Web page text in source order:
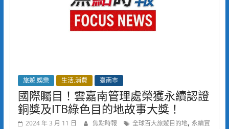
旅遊.娛樂 生活.消費 臺南市
國際矚目！雲嘉南管理處榮獲永續認證
銅獎及ITB綠色目的地故事大獎！
2024 年 3 月 11 日 焦點時報 全球百大旅遊目的地, 永續實